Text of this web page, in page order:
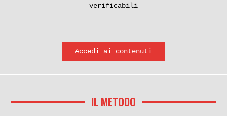
verificabili
Accedi ai contenuti
IL METODO